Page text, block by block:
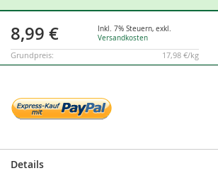
8,99 € Inkl. 7% Steuern,exkl.
Versandkosten
Grundpreis: 17,98 €/kg
Details